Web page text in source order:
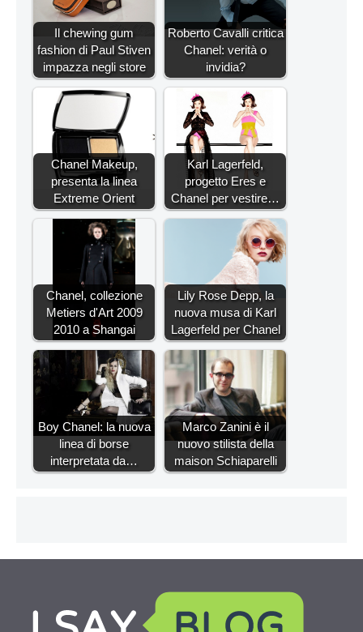
Il chewing gum
fashion di Paul Stiven
impazza negli store
Roberto Cavalli critica
Chanel: verità o
invidia?
Chanel Makeup,
presenta la linea
Extreme Orient
Karl Lagerfeld,
progetto Eres e
Chanel per vestire…
Chanel, collezione
Metiers d'Art 2009
2010 a Shangai
Lily Rose Depp, la
nuova musa di Karl
Lagerfeld per Chanel
Boy Chanel: la nuova
linea di borse
interpretata da…
Marco Zanini è il
nuovo stilista della
maison Schiaparelli